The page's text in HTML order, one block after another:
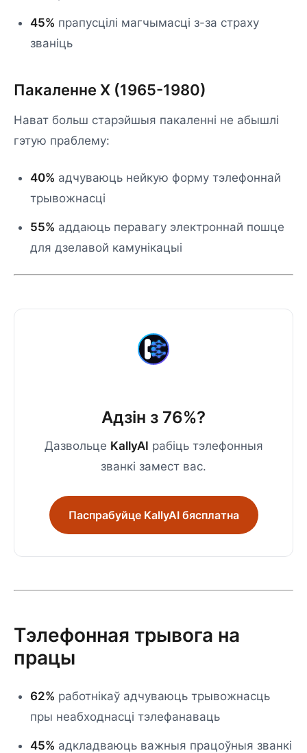
45% прапусцілі магчымасці з-за страху
званіць
Пакаленне X (1965-1980)
Нават больш старэйшыя пакаленні не абышлі
гэтую праблему:
40% адчуваюць нейкую форму тэлефоннай
трывожнасці
55% аддаюць перавагу электроннай пошце
для дзелавой камунікацыі
Адзін з 76%?
Дазвольце KallyAI рабіць тэлефонныя
званкі замест вас.
Паспрабуйце KallyAI бясплатна
Тэлефонная трывога на
працы
62% работнікаў адчуваюць трывожнасць
пры неабходнасці тэлефанаваць
45% адкладваюць важныя працоўныя званкі